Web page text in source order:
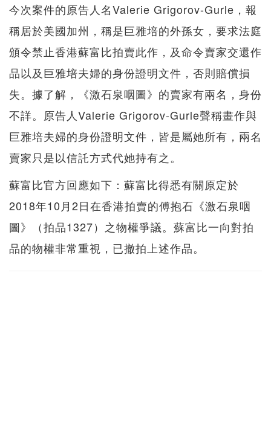
今次案件的原告人名Valerie Grigorov-Gurle，報
稱居於美國加州，稱是巨雅培的外孫女，要求法庭
頒令禁止香港蘇富比拍賣此作，及命令賣家交還作
品以及巨雅培夫婦的身份證明文件，否則賠償損
失。據了解，《激石泉咽圖》的賣家有兩名，身份
不詳。原告人Valerie Grigorov-Gurle聲稱畫作與
巨雅培夫婦的身份證明文件，皆是屬她所有，兩名
賣家只是以信託方式代她持有之。
蘇富比官方回應如下：蘇富比得悉有關原定於
2018年10月2日在香港拍賣的傅抱石《激石泉咽
圖》（拍品1327）之物權爭議。蘇富比一向對拍
品的物權非常重視，已撤拍上述作品。